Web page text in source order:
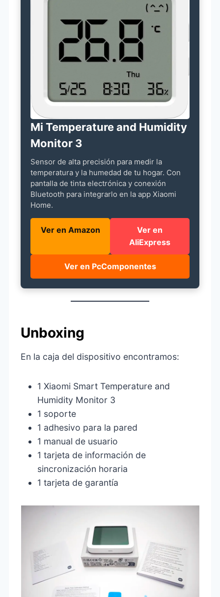
Mi Temperature and Humidity
Monitor 3
Sensor de alta precisión para medir la
temperatura y la humedad de tu hogar. Con
pantalla de tinta electrónica y conexión
Bluetooth para integrarlo en la app Xiaomi
Home.
Ver en Amazon
Ver en
AliExpress
Ver en PcComponentes
Unboxing
En la caja del dispositivo encontramos:
1 Xiaomi Smart Temperature and
Humidity Monitor 3
1 soporte
1 adhesivo para la pared
1 manual de usuario
1 tarjeta de información de
sincronización horaria
1 tarjeta de garantía